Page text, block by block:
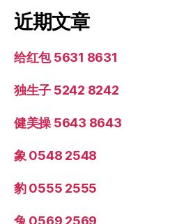
近期文章
给红包 5631 8631
独生子 5242 8242
健美操 5643 8643
象 0548 2548
豹 0555 2555
兔 0569 2569